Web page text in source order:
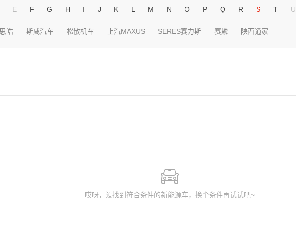
E F G H I J K L M N O P Q R S T U
思皓 斯威汽车 松散机车 上汽MAXUS SERES赛力斯 赛麟 陕西通家
哎呀，没找到符合条件的新能源车，换个条件再试试吧~